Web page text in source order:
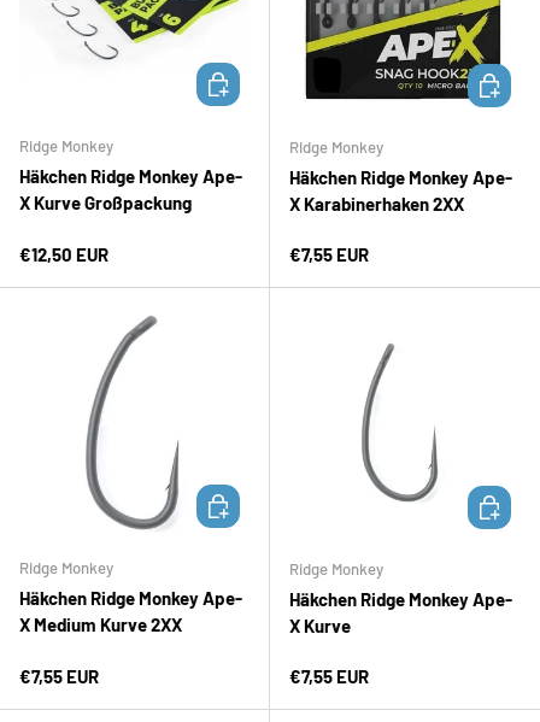
Ridge Monkey
Häkchen Ridge Monkey Ape-
X Kurve Großpackung
Normaler Preis
€12,50 EUR
OPTIONEN AUSWÄHLEN
Ridge Monkey
Häkchen Ridge Monkey Ape-
X Karabinerhaken 2XX
Normaler Preis
€7,55 EUR
Ridge Monkey
Häkchen Ridge Monkey Ape-
X Medium Kurve 2XX
Normaler Preis
€7,55 EUR
OPTIONEN AUSWÄHLEN
Ridge Monkey
Häkchen Ridge Monkey Ape-
X Kurve
Normaler Preis
€7,55 EUR